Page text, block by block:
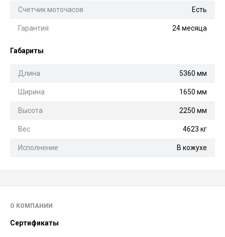
Счетчик моточасов Есть
Гарантия 24 месяца
Габариты
Длина 5360 мм
Ширина 1650 мм
Высота 2250 мм
Вес 4623 кг
Исполнение В кожухе
О КОМПАНИИ
Сертификаты